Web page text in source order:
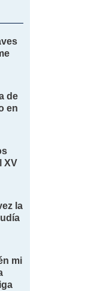
de
en
XV
la
mi